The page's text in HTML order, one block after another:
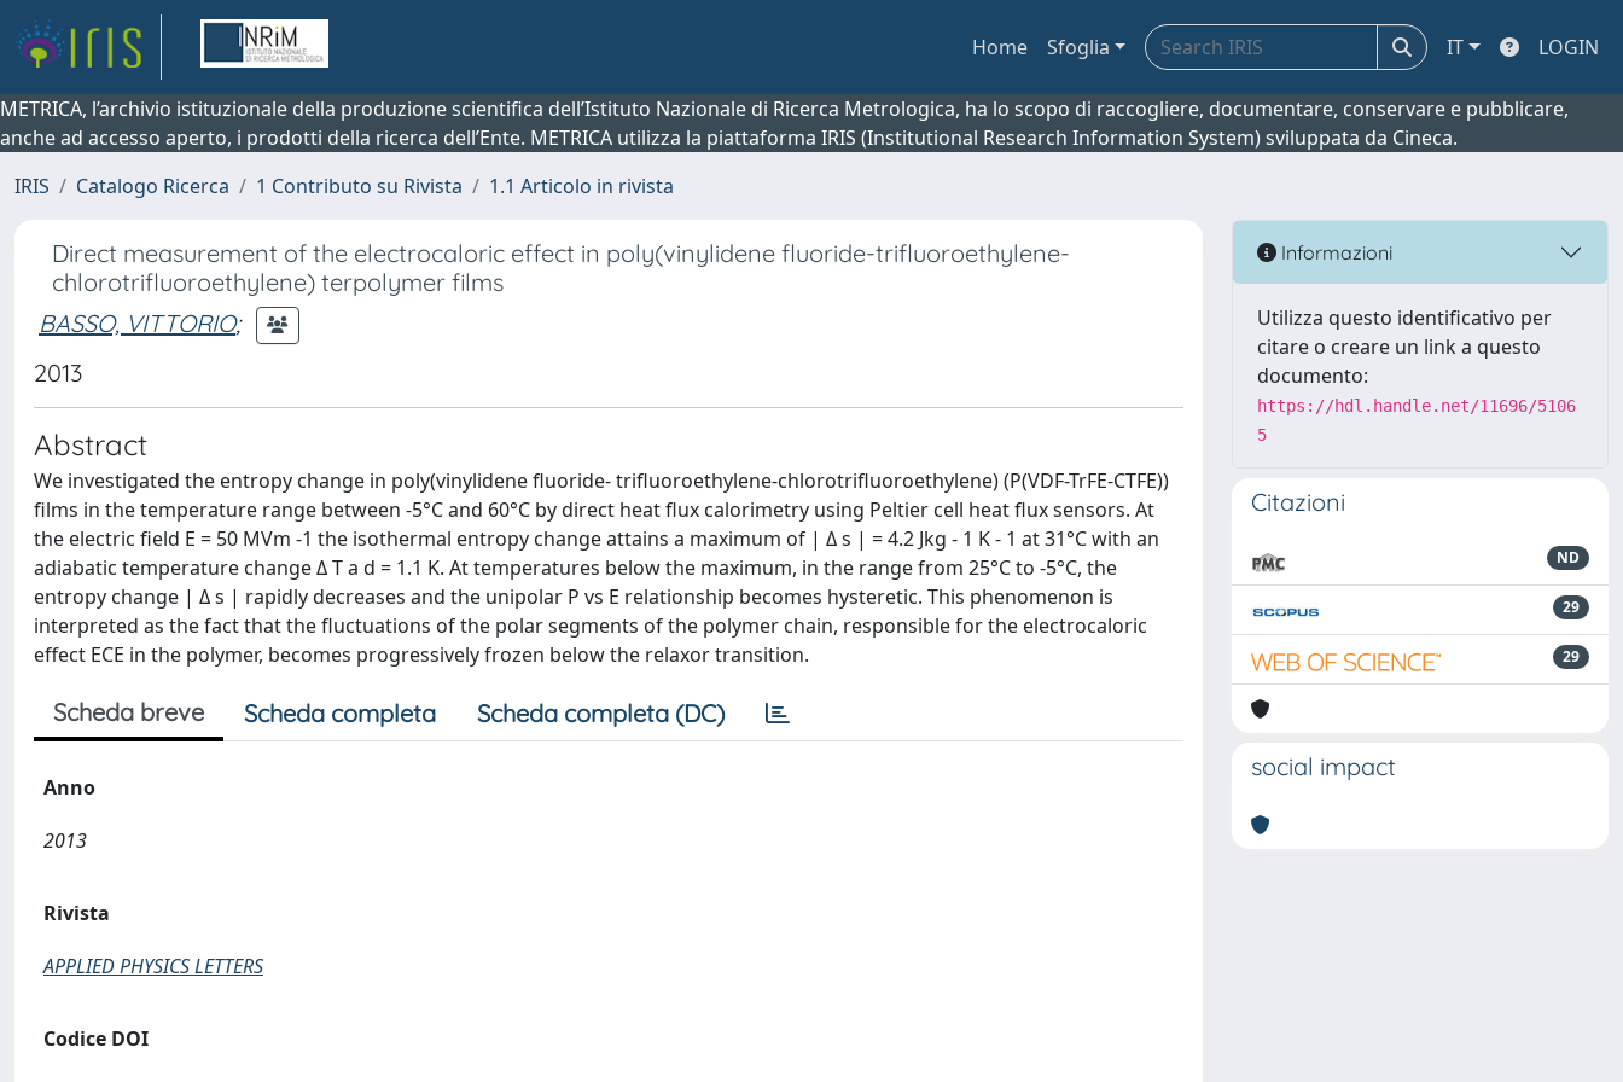
Home Sfoglia IT LOGIN
METRICA, l’archivio istituzionale della produzione scientifica dell’Istituto Nazionale di Ricerca Metrologica, ha lo scopo di raccogliere, documentare, conservare e pubblicare,
anche ad accesso aperto, i prodotti della ricerca dell’Ente. METRICA utilizza la piattaforma IRIS (Institutional Research Information System) sviluppata da Cineca.
IRIS
Catalogo Ricerca 1 Contributo su Rivista 1.1 Articolo in rivista
Direct measurement of the electrocaloric effect in poly(vinylidene fluoride-trifluoroethylene-
chlorotrifluoroethylene) terpolymer films
BASSO, VITTORIO;
2013
Abstract
We investigated the entropy change in poly(vinylidene fluoride- trifluoroethylene-chlorotrifluoroethylene) (P(VDF-TrFE-CTFE))
films in the temperature range between -5°C and 60°C by direct heat flux calorimetry using Peltier cell heat flux sensors. At
the electric field E = 50 MVm -1 the isothermal entropy change attains a maximum of | Δ s | = 4.2 Jkg - 1 K - 1 at 31°C with an
adiabatic temperature change Δ T a d = 1.1 K. At temperatures below the maximum, in the range from 25°C to -5°C, the
entropy change | Δ s | rapidly decreases and the unipolar P vs E relationship becomes hysteretic. This phenomenon is
interpreted as the fact that the fluctuations of the polar segments of the polymer chain, responsible for the electrocaloric
effect ECE in the polymer, becomes progressively frozen below the relaxor transition.
Scheda breve Scheda completa Scheda completa (DC)
Anno
2013
Rivista
APPLIED PHYSICS LETTERS
Codice DOI
Informazioni
Utilizza questo identificativo per
citare o creare un link a questo
documento:
https://hdl.handle.net/11696/5106
5
Citazioni
ND
29
29
social impact